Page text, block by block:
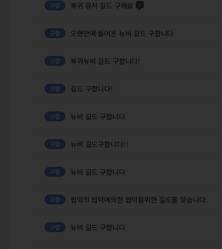
복귀 유저 길드 구해요 1
오랜만에 들어온 뉴비 길드 구합니다
복귀뉴비 길드 구합니다!
길드 구합니다!
뉴비 길드 구합니다
뉴비 길드구합니다!!
뉴비 길드 구합니다
씹덕의 씹덕에의한 씹덕을위한 길드를 찾습니다.
뉴비 길드 구합니다